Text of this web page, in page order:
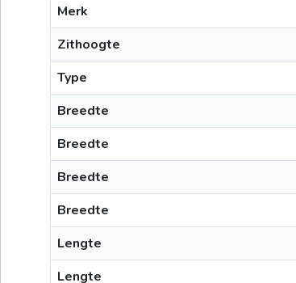
Merk
Zithoogte
Type
Breedte
Breedte
Breedte
Breedte
Lengte
Lengte